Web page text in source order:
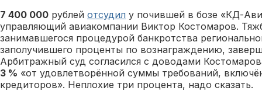
7 400 000 рублей отсудил у почившей в бозе «КД-
управляющий авиакомпании Виктор Костомаров.
занимавшегося процедурой банкротства
заполучившего проценты по вознаграждению,
Арбитражный суд согласился с доводами
3 % «от удовлетворённой суммы требований,
кредиторов». Неплохие три процента, надо сказать.